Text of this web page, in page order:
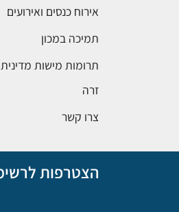
אירוח כנסים ואירועים
תמיכה במכון
תרומות מישות מדינית
זרה
צרו קשר
הצטרפות